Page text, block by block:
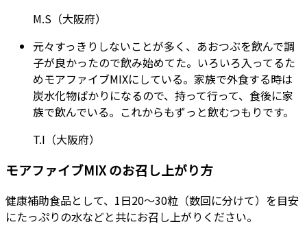
M.S（大阪府）
元々すっきりしないことが多く、あおつぶを飲んで調
子が良かったので飲み始めてた。いろいろ入ってるた
めモアファイブMIXにしている。家族で外食する時は
炭水化物ばかりになるので、持って行って、食後に家
族で飲んでいる。これからもずっと飲むつもりです。
T.I（大阪府）
モアファイブMIX のお召し上がり方
健康補助食品として、1日20～30粒（数回に分けて）を目安
にたっぷりの水などと共にお召し上がりください。